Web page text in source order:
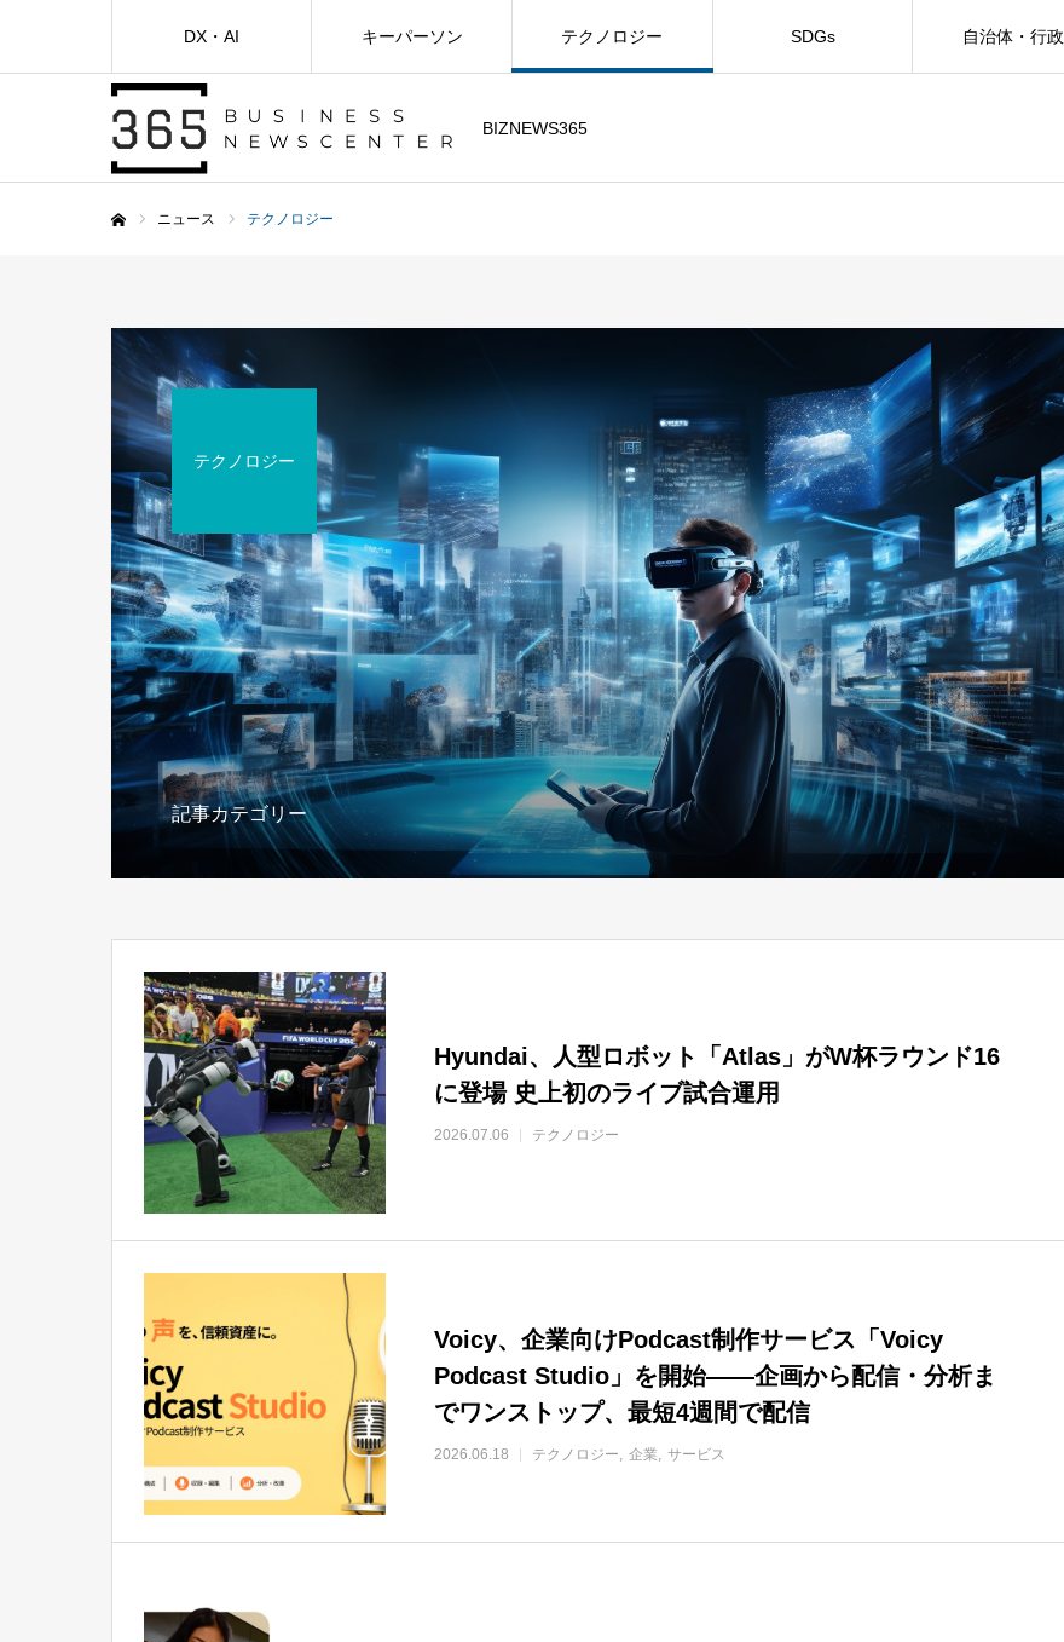
BIZNEWS365
DX・AI キーパーソン テクノロジー SDGs 自治体・行政
ニュース テクノロジー
テクノロジー
記事カテゴリー
Hyundai、人型ロボット「Atlas」がW杯ラウンド16
に登場 史上初のライブ試合運用
2026.07.06 テクノロジー
Voicy、企業向けPodcast制作サービス「Voicy
Podcast Studio」を開始——企画から配信・分析ま
でワンストップ、最短4週間で配信
2026.06.18 テクノロジー 企業 サービス